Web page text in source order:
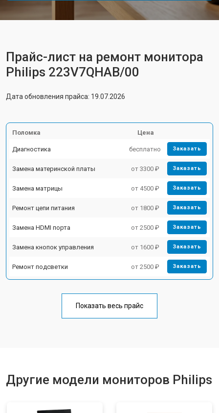
Прайс-лист на ремонт монитора
Philips 223V7QHAB/00
Дата обновления прайса: 19.07.2026
Поломка Цена
Диагностика бесплатно Заказать
Замена материнской платы от 3300 ₽ Заказать
Замена матрицы от 4500 ₽ Заказать
Ремонт цепи питания от 1800 ₽ Заказать
Замена HDMI порта от 2500 ₽ Заказать
Замена кнопок управления от 1600 ₽ Заказать
Ремонт подсветки от 2500 ₽ Заказать
Показать весь прайс
Другие модели мониторов Philips